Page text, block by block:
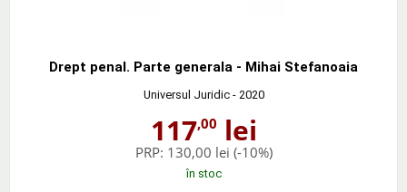
Drept penal. Parte generala - Mihai Stefanoaia
Universul Juridic- 2020
117,00 lei
PRP: 130,00 lei (-10%)
în stoc